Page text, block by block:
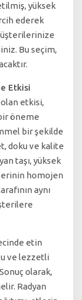
yüksek
ederek
Bu seçim,
Etkisi
etkisi,
öneme
bir şekilde
doku ve kalite
taşı, yüksek
homojen
aynı
etin
ve lezzetli
olarak,
Radyan